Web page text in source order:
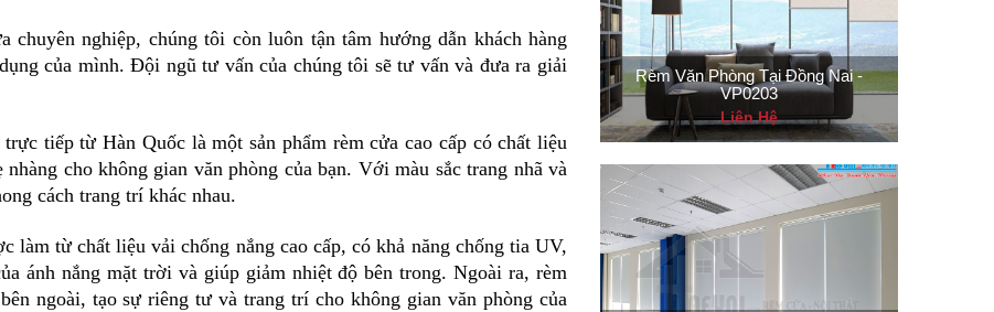
nghiệp, chúng tôi còn luôn tận tâm hướng dẫn khách hàng
của mình. Đội ngũ tư vấn của chúng tôi sẽ tư vấn và đưa ra giải
tiếp từ Hàn Quốc là một sản phẩm rèm cửa cao cấp có chất liệu
cho không gian văn phòng của bạn. Với màu sắc trang nhã và
cách trang trí khác nhau.
làm từ chất liệu vải chống nắng cao cấp, có khả năng chống tia UV,
ánh nắng mặt trời và giúp giảm nhiệt độ bên trong. Ngoài ra, rèm
ngoài, tạo sự riêng tư và trang trí cho không gian văn phòng của
Rèm Văn Phòng Tại Đồng Nai -
VP0203
Liên Hệ